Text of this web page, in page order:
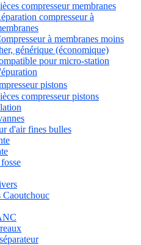
compresseur membranes
compresseur à
à membranes moins
générique (économique)
pour micro-station
pistons
compresseur pistons
d'air fines bulles
Caoutchouc